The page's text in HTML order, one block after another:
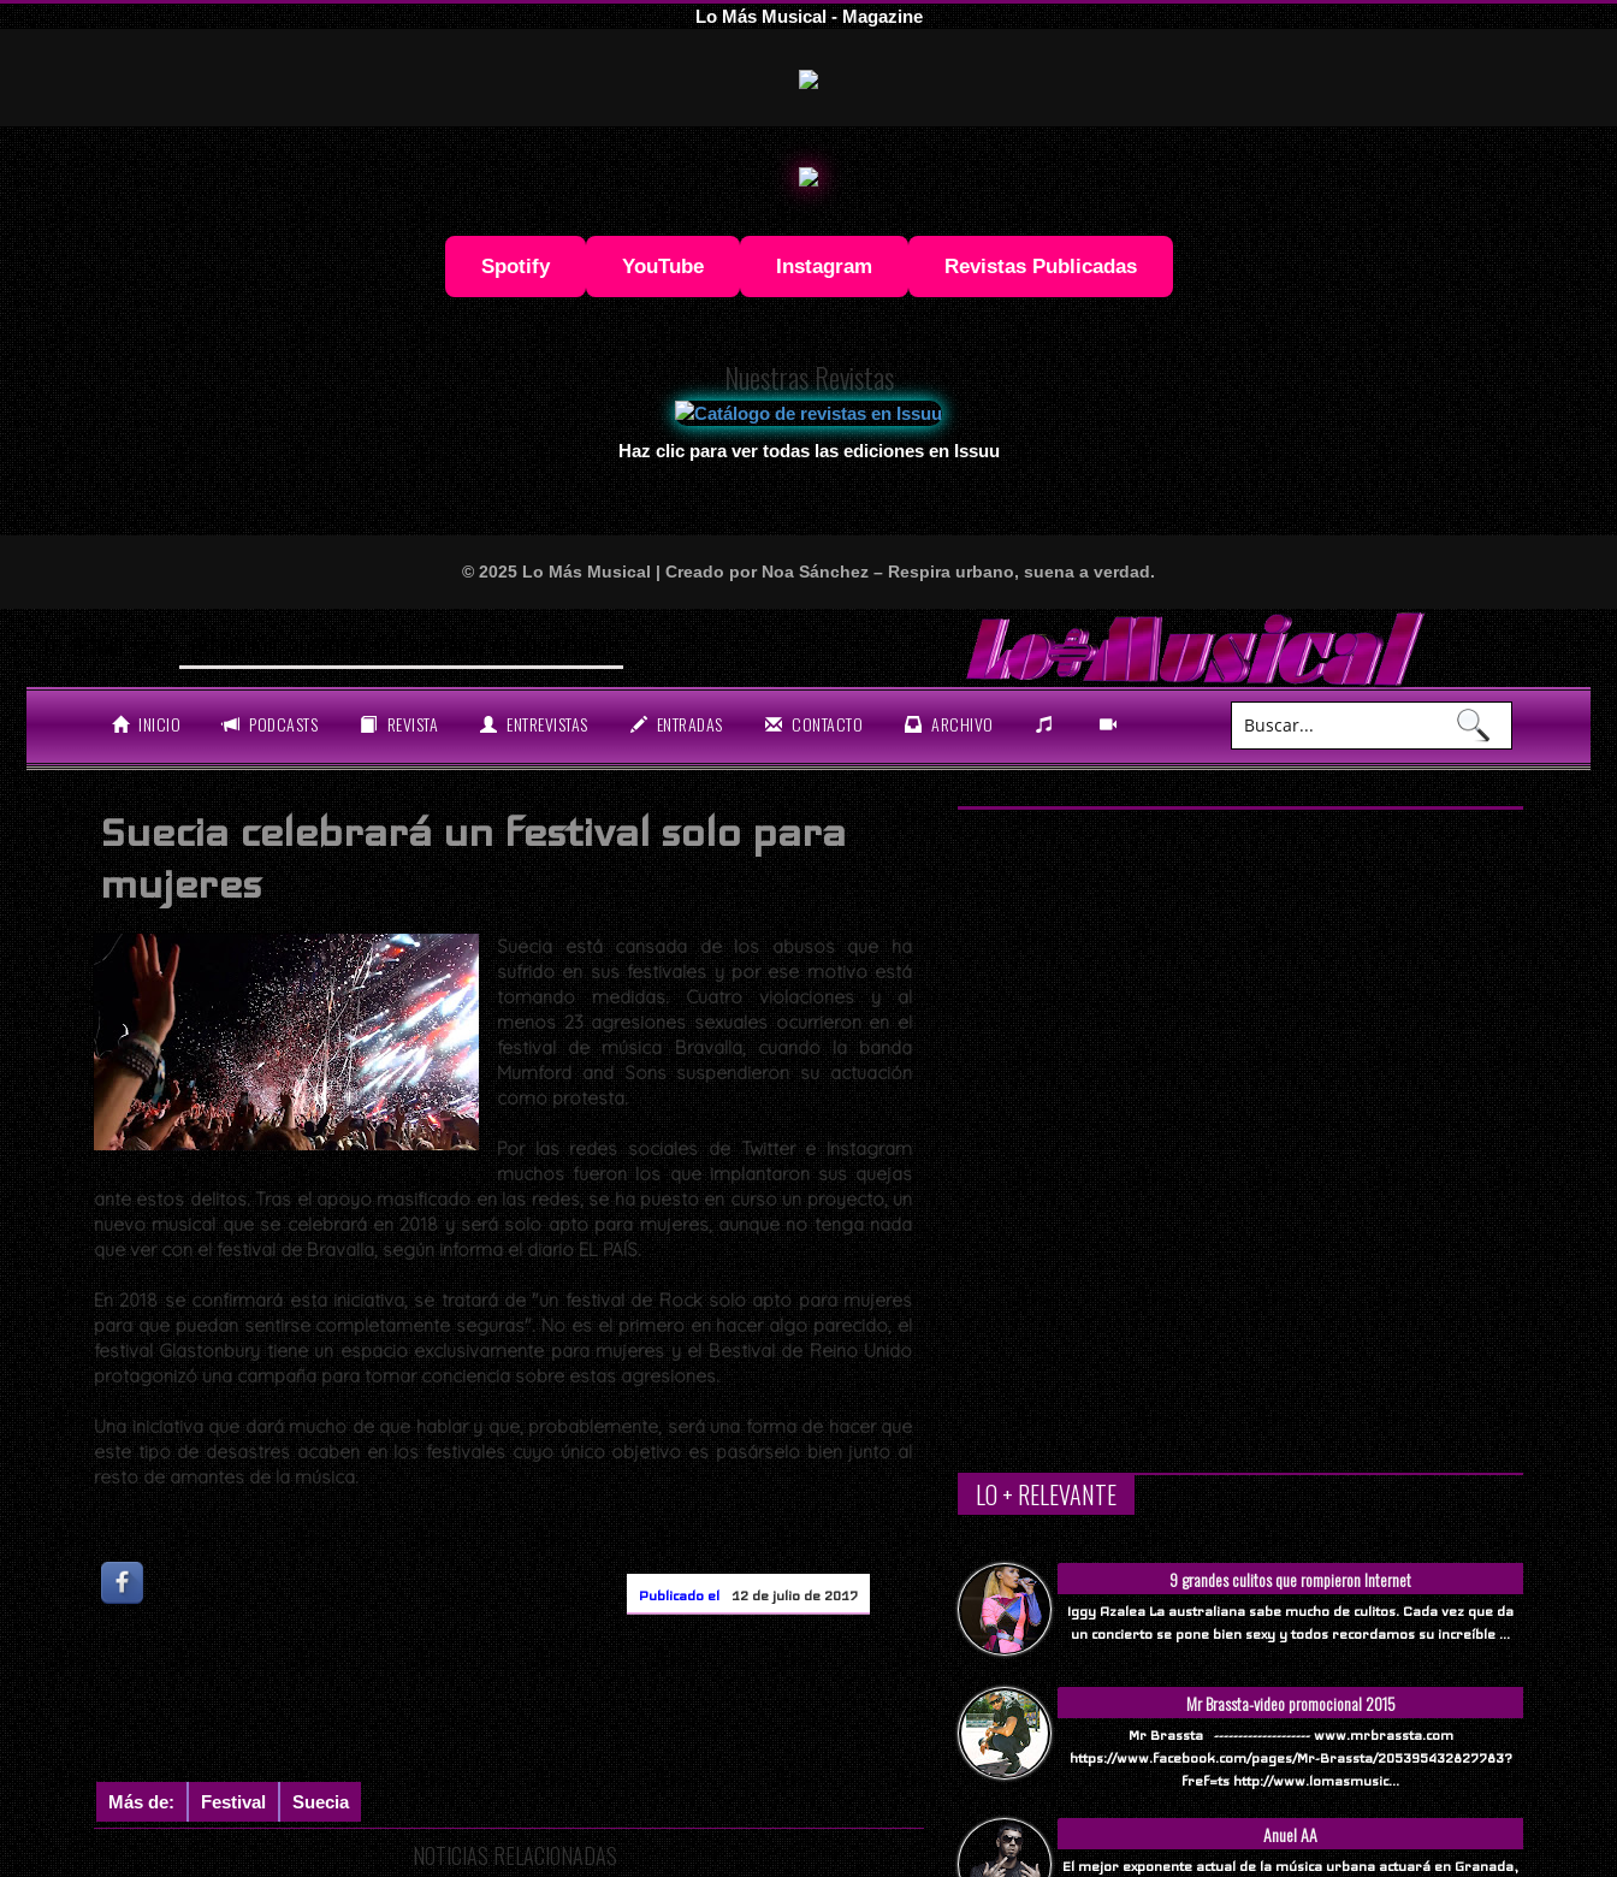
Lo Más Musical - Magazine
Spotify YouTube Instagram Revistas Publicadas
Nuestras Revistas
Haz clic para ver todas las ediciones en Issuu
© 2025 Lo Más Musical | Creado por Noa Sánchez – Respira urbano, suena a verdad.
LO ÚLTIMO ¡Atención, amantes del perreo y el buen rollo!
INICIO PODCASTS REVISTA ENTREVISTAS ENTRADAS CONTACTO ARCHIVO
Suecia celebrará un festival solo para
mujeres
Suecia está cansada de los abusos que ha
sufrido en sus festivales y por ese motivo está
tomando medidas. Cuatro violaciones y al
menos 23 agresiones sexuales ocurrieron en el
festival de música Bravalla, cuando la banda
Mumford and Sons suspendieron su actuación
como protesta.
Por las redes sociales de Twitter e Instagram
muchos fueron los que implantaron sus quejas
ante estos delitos. Tras el apoyo masificado en las redes, se ha puesto en curso un proyecto, un
nuevo musical que se celebrará en 2018 y será solo apto para mujeres, aunque no tenga nada
que ver con el festival de Bravalla, según informa el diario EL PAÍS.
En 2018 se confirmará esta iniciativa, se tratará de "un festival de Rock solo apto para mujeres
para que puedan sentirse completamente seguras". No es el primero en hacer algo parecido, el
festival Glastonbury tiene un espacio exclusivamente para mujeres y el Bestival de Reino Unido
protagonizó una campaña para tomar conciencia sobre estas agresiones.
Una iniciativa que dará mucho de que hablar y que, probablemente, será una forma de hacer que
este tipo de desastres acaben en los festivales cuyo único objetivo es pasárselo bien junto al
resto de amantes de la música.
Publicado el 12 de julio de 2017
Más de: Festival Suecia
NOTICIAS RELACIONADAS
LO + RELEVANTE
9 grandes culitos que rompieron Internet
Iggy Azalea La australiana sabe mucho de culitos. Cada vez que da
un concierto se pone bien sexy y todos recordamos su increíble ...
Mr Brassta-video promocional 2015
Mr Brassta -------------------- www.mrbrassta.com
https://www.facebook.com/pages/Mr-Brassta/205395432827783?
fref=ts http://www.lomasmusic...
Anuel AA
El mejor exponente actual de la música urbana actuará en Granada,